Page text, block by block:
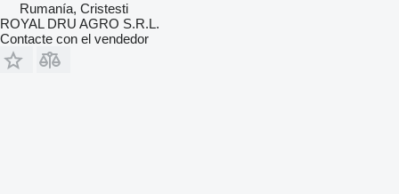
Rumanía, Cristesti
ROYAL DRU AGRO S.R.L.
Contacte con el vendedor